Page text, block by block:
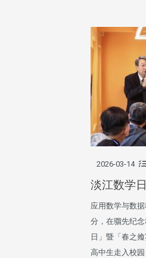
2026-03-14
淡江数学
应用数学与数
分，在骝先纪
日」暨「春之
高中生走入校